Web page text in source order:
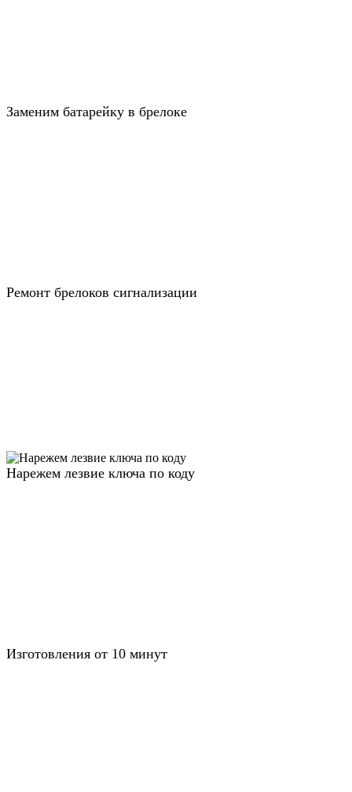
Заменим батарейку в брелоке
Ремонт брелоков сигнализации
Нарежем лезвие ключа по коду
Изготовления от 10 минут